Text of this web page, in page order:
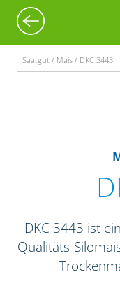
Saatgut / Mais / DKC 3443
DKC 3443 ist
Qualitäts-